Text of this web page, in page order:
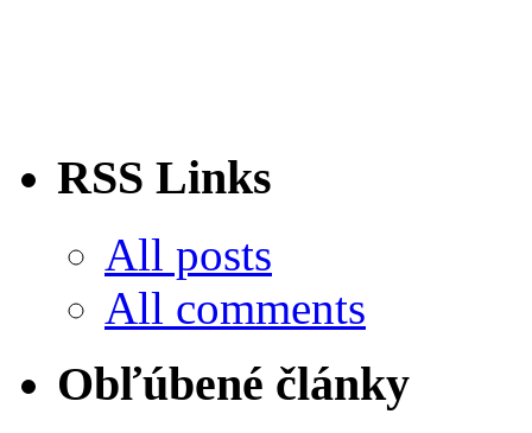
RSS Links
All posts
All comments
Obľúbené články